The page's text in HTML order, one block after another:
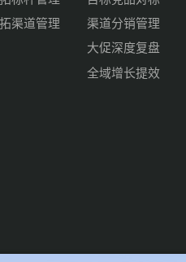
渠道管理
渠道分销管理
大促深度复盘
全域增长提效